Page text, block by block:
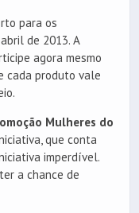
para os
de 2013. A
agora mesmo
cada produto vale
Mulheres do
que conta
imperdível.
a chance de